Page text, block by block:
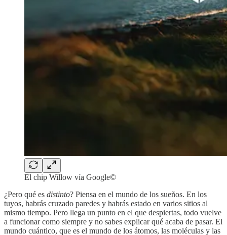
El chip Willow vía Google©
¿Pero qué es distinto? Piensa en el mundo de los sueños. En los
tuyos, habrás cruzado paredes y habrás estado en varios sitios al
mismo tiempo. Pero llega un punto en el que despiertas, todo vuelve
a funcionar como siempre y no sabes explicar qué acaba de pasar. El
mundo cuántico, que es el mundo de los átomos, las moléculas y las